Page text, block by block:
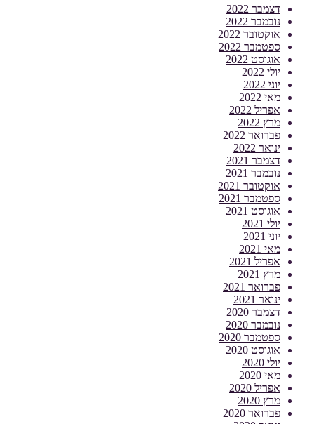
דצמבר 2022
נובמבר 2022
אוקטובר 2022
ספטמבר 2022
אוגוסט 2022
יולי 2022
יוני 2022
מאי 2022
אפריל 2022
מרץ 2022
פברואר 2022
ינואר 2022
דצמבר 2021
נובמבר 2021
אוקטובר 2021
ספטמבר 2021
אוגוסט 2021
יולי 2021
יוני 2021
מאי 2021
אפריל 2021
מרץ 2021
פברואר 2021
ינואר 2021
דצמבר 2020
נובמבר 2020
ספטמבר 2020
אוגוסט 2020
יולי 2020
מאי 2020
אפריל 2020
מרץ 2020
פברואר 2020